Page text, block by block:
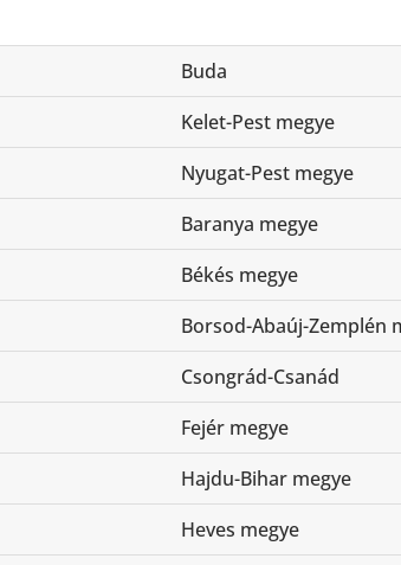
Buda
Kelet-Pest megye
Nyugat-Pest megye
Baranya megye
Békés megye
Borsod-Abaúj-Zemplén
Csongrád-Csanád
Fejér megye
Hajdu-Bihar megye
Heves megye